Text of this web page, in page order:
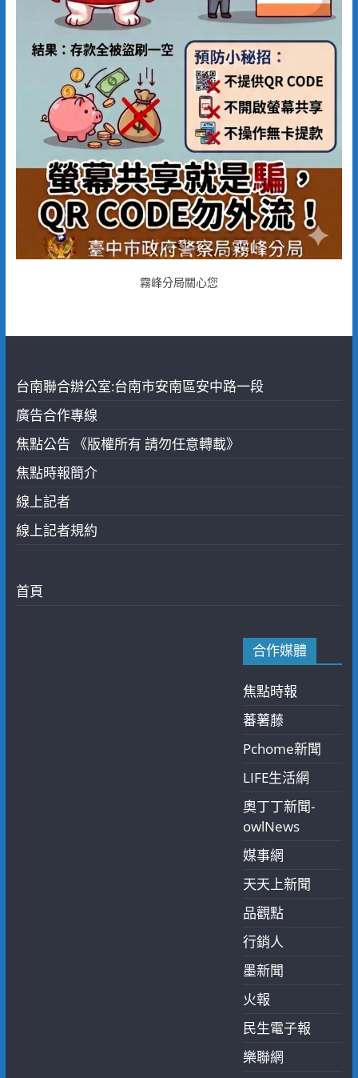
霧峰分局關心您
台南聯合辦公室:台南市安南區安中路一段
廣告合作專線
焦點公告 《版權所有 請勿任意轉載》
焦點時報簡介
線上記者
線上記者規約
首頁
合作媒體
焦點時報
蕃薯藤
Pchome新聞
LIFE生活網
奧丁丁新聞-
owlNews
媒事網
天天上新聞
品觀點
行銷人
墨新聞
火報
民生電子報
樂聯網